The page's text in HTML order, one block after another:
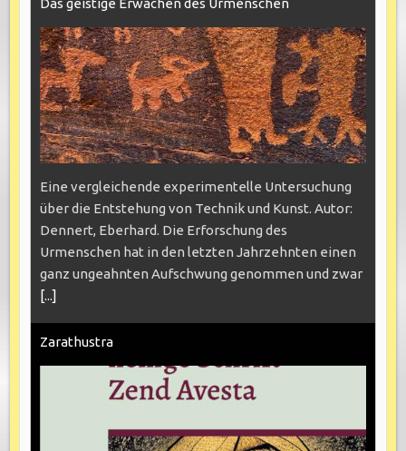
Eine vergleichende experimentelle Untersuchung
über die Entstehung von Technik und Kunst. Autor:
Dennert, Eberhard. Die Erforschung des
Urmenschen hat in den letzten Jahrzehnten einen
ganz ungeahnten Aufschwung genommen und zwar
[...]
Zarathustra